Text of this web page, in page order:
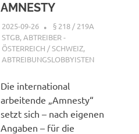
AMNESTY
2025-09-26 XX
§ 218 / 219A
STGB,ABTREIBER -
ÖSTERREICH / SCHWEIZ,
ABTREIBUNGSLOBBYISTEN
Die international
arbeitende „Amnesty“
setzt sich – nach eigenen
Angaben – für die